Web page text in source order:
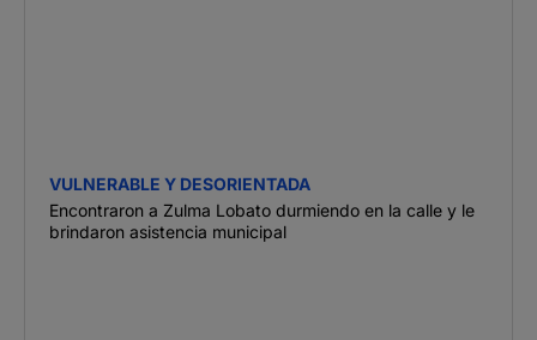
VULNERABLE Y DESORIENTADA
Encontraron a Zulma Lobato durmiendo en la calle y le
brindaron asistencia municipal